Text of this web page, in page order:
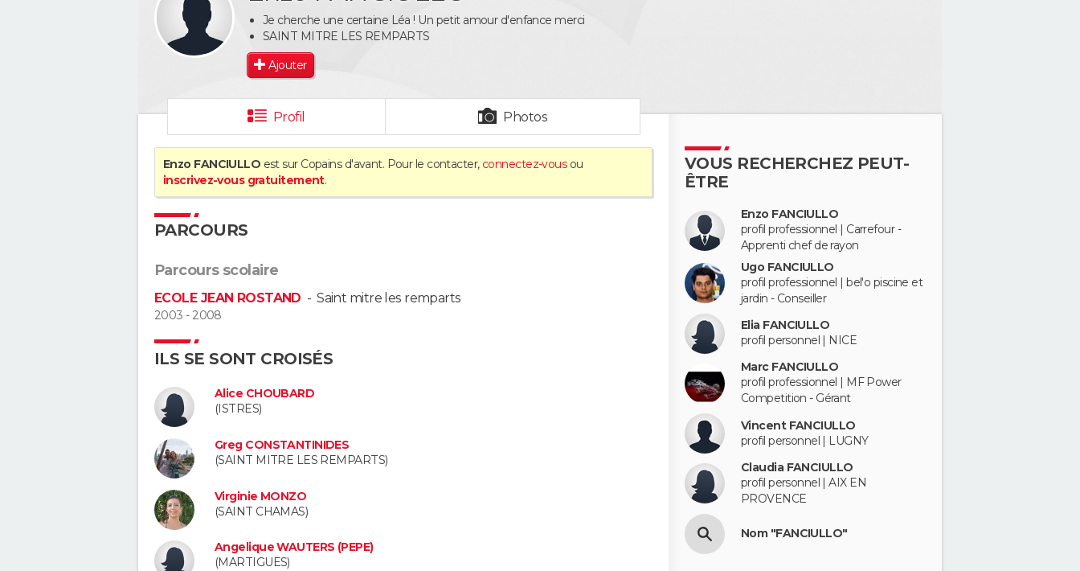
Je cherche une certaine Léa ! Un petit amour d'enfance merci
SAINT MITRE LES REMPARTS
Ajouter
Profil Photos
Enzo FANCIULLO est sur Copains d'avant. Pour le contacter, connectez-vousou
inscrivez-vous gratuitement.
PARCOURS
Parcours scolaire
ECOLE JEAN ROSTAND -Saint mitre les remparts
2003 - 2008
ILS SE SONT CROISÉS
Alice CHOUBARD
(ISTRES)
Greg CONSTANTINIDES
(SAINT MITRE LES REMPARTS)
Virginie MONZO
(SAINT CHAMAS)
Angelique WAUTERS (PEPE)
(MARTIGUES)
VOUS RECHERCHEZ PEUT-
ÊTRE
Enzo FANCIULLO
profil professionnel | Carrefour -
Apprenti chef de rayon
Ugo FANCIULLO
profil professionnel | bel'o piscine et
jardin - Conseiller
Elia FANCIULLO
profil personnel | NICE
Marc FANCIULLO
profil professionnel | MF Power
Competition - Gérant
Vincent FANCIULLO
profil personnel | LUGNY
Claudia FANCIULLO
profil personnel | AIX EN
PROVENCE
Nom "FANCIULLO"